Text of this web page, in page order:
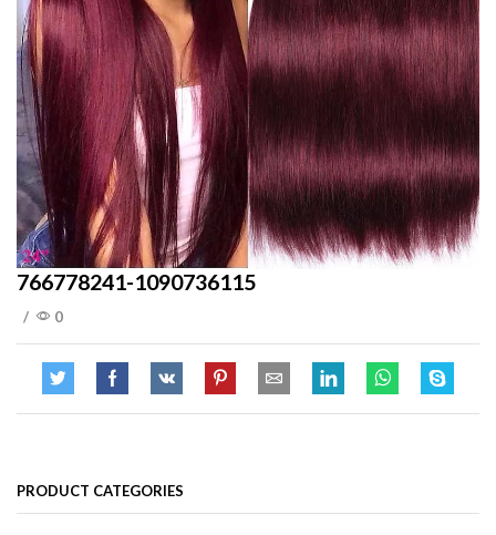
766778241-1090736115
/ 0
PRODUCT CATEGORIES